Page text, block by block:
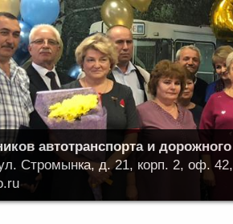
автотранспорта и
Стромынка, д. 21, корп. 2, оф.